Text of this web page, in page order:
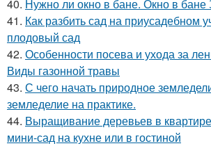
40. Нужно ли окно в бане. Окно в бане
41. Как разбить сад на приусадебном
плодовый сад
42. Особенности посева и ухода за
Виды газонной травы
43. С чего начать природное
земледелие на практике.
44. Выращивание деревьев в
мини-сад на кухне или в гостиной